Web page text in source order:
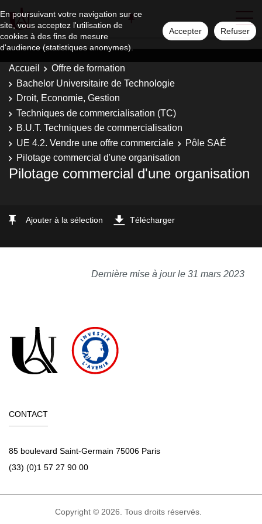
En poursuivant votre navigation sur ce
site, vous acceptez l'utilisation de
cookies à des fins de mesure
d'audience (statistiques anonymes).
Accepter Refuser
Accueil
Offre de formation
Bachelor Universitaire de Technologie
Droit, Economie, Gestion
Techniques de commercialisation (TC)
B.U.T. Techniques de commercialisation
UE 4.2. Vendre une offre commerciale
Pôle SAÉ
Pilotage commercial d'une organisation
Pilotage commercial d'une organisation
Ajouter à la sélection Télécharger
Dernière mise à jour le 31 mars 2023
CONTACT
85 boulevard Saint-Germain 75006 Paris
(33) (0)1 57 27 90 00
Copyright © 2026. Tous droits réservés.